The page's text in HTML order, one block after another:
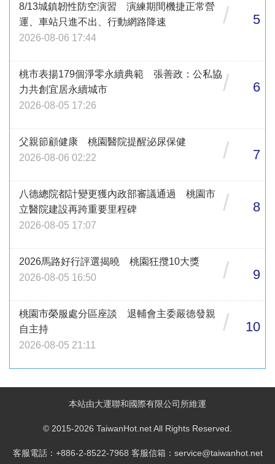
8/13城鎮韌性防空演習 演練期間機捷正常營
運、車站只進不出、行動網路降速
2026-08-06 17:44
/ 5
桃市表揚179個淨零永續典範 張善政：公私協
力共創宜居永續城市
2026-08-05 17:26
/ 6
父親節顧健康 桃園醫院提醒泌尿保健
2026-08-06 02:22
/ 7
八德總院都計變更獲內政部審議通過 桃園市
立醫院建設再跨重要里程碑
2026-08-05 17:07
/ 8
2026馬路好行評選揭曉 桃園狂攬10大獎
2026-08-05 16:50
/ 9
桃園市榮服處分區座談 退輔會主委嚴德發親
自主持
2026-08-05 21:11
/ 10
本站由大運聯和國際有限公司所維運
© 2015-2026 TaiwanHot.net All Rights Reserved.
客服電話：+886-2-8522-7968 客服信箱：service@taiwanhot.net